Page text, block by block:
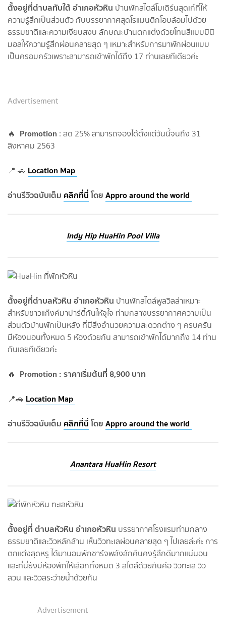
ตั้งอยู่ที่ตำบลทับใต้ อำเภอหัวหิน บ้านพักสไตล์โมเดิร์นสุดเก๋ที่ให้
ความรู้สึกเป็นส่วนตัว กับบรรยากาศสุดโรแมนติกโอบล้อมไปด้วย
ธรรมชาติและความเงียบสงบ ลักษณะบ้านตกแต่งด้วยโทนสีแบบมินิ
มอลให้ความรู้สึกผ่อนคลายสุด ๆ เหมาะสำหรับการมาพักผ่อนแบบ
เป็นครอบครัวเพราะสามารถเข้าพักได้ถึง 17 ท่านเลยทีเดียวค่ะ
Advertisement
🔥 Promotion : ลด 25% สามารถจองได้ตั้งแต่วันนี้จนถึง 31
สิงหาคม 2563
📍 🚗 Location Map
อ่านรีวิวฉบับเต็ม คลิกที่นี่โดยAppro around the world
Indy Hip HuaHin Pool Villa
ตั้งอยู่ที่ตำบลหัวหิน อำเภอหัวหิน บ้านพักสไตล์พูลวิลล่าเหมาะ
สำหรับชาวแก๊งค์มาปาร์ตี้กันให้จุใจ ท่ามกลางบรรยากาศความเป็น
ส่วนตัวบ้านพักเป็นหลัง ที่มีสิ่งอำนวยความสะดวกต่าง ๆ ครบครัน
มีห้องนอนทั้งหมด 5 ห้องด้วยกัน สามารถเข้าพักได้มากถึง 14 ท่าน
กันเลยทีเดียวค่ะ
🔥 Promotion : ราคาเริ่มต้นที่ 8,900 บาท
📍🚗 Location Map
อ่านรีวิวฉบับเต็ม คลิกที่นี่โดยAppro around the world
Anantara HuaHin Resort
ตั้งอยู่ที่ ตำบลหัวหิน อำเภอหัวหิน บรรยากาศโรงแรมท่ามกลาง
ธรรมชาติและวิวหลักล้าน เห็นวิวทะเลผ่อนคลายสุด ๆ ไปเลยล่ะค่ะ การ
ตกแต่งสุดหรู ได้มานอนพักชาร์จพลังสักคืนคงรู้สึกดีมากแน่นอน
และที่นี่ยังมีห้องพักให้เลือกทั้งหมด 3 สไตล์ด้วยกันคือ วิวทะเล วิว
สวน และวิวสระว่ายน้ำด้วยกัน
Advertisement